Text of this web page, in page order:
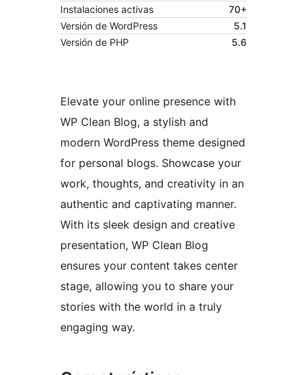
Instalaciones activas
70+
Versión de WordPress
5.1
Versión de PHP
5.6
Elevate your online presence with
WP Clean Blog, a stylish and
modern WordPress theme designed
for personal blogs. Showcase your
work, thoughts, and creativity in an
authentic and captivating manner.
With its sleek design and creative
presentation, WP Clean Blog
ensures your content takes center
stage, allowing you to share your
stories with the world in a truly
engaging way.